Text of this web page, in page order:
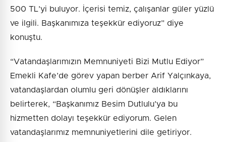
500 TL’yi buluyor. İçerisi temiz, çalışanlar güler yüzlü
ve ilgili. Başkanımıza teşekkür ediyoruz” diye
konuştu.
“Vatandaşlarımızın Memnuniyeti Bizi Mutlu Ediyor”
Emekli Kafe’de görev yapan berber Arif Yalçınkaya,
vatandaşlardan olumlu geri dönüşler aldıklarını
belirterek, “Başkanımız Besim Dutlulu’ya bu
hizmetten dolayı teşekkür ediyorum. Gelen
vatandaşlarımız memnuniyetlerini dile getiriyor.